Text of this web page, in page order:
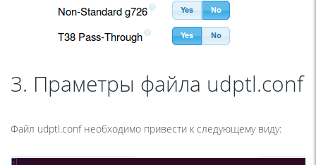
3. Праметры файла udptl.conf
Файл udptl.conf необходимо привести к следующему виду: